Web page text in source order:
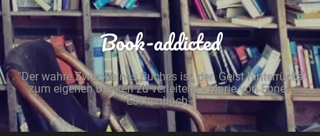
Book-addicted
"Der wahre Zweck eines Buches ist, den Geist hinterrücks
zum eigenen Denken zu verleiten." - Marie von Ebner-
Eschenbach -